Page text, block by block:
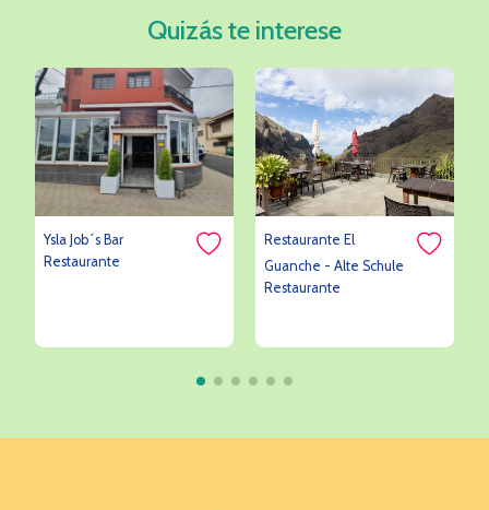
Quizás te interese
Ysla Job´s Bar
Restaurante
Restaurante El
Guanche - Alte Schule
Restaurante